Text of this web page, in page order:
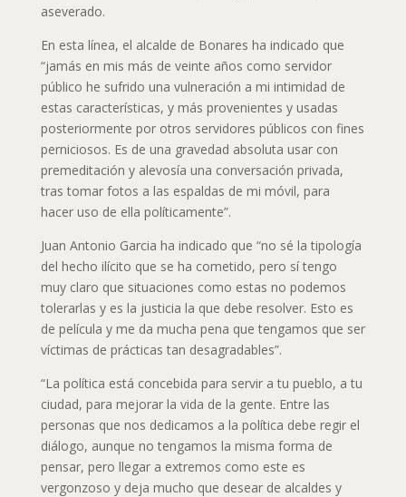
aseverado.
En esta línea, el alcalde de Bonares ha indicado que
“jamás en mis más de veinte años como servidor
público he sufrido una vulneración a mi intimidad de
estas características, y más provenientes y usadas
posteriormente por otros servidores públicos con fines
perniciosos. Es de una gravedad absoluta usar con
premeditación y alevosía una conversación privada,
tras tomar fotos a las espaldas de mi móvil, para
hacer uso de ella políticamente”.
Juan Antonio Garcia ha indicado que “no sé la tipología
del hecho ilícito que se ha cometido, pero sí tengo
muy claro que situaciones como estas no podemos
tolerarlas y es la justicia la que debe resolver. Esto es
de película y me da mucha pena que tengamos que ser
víctimas de prácticas tan desagradables”.
“La política está concebida para servir a tu pueblo, a tu
ciudad, para mejorar la vida de la gente. Entre las
personas que nos dedicamos a la política debe regir el
diálogo, aunque no tengamos la misma forma de
pensar, pero llegar a extremos como este es
vergonzoso y deja mucho que desear de alcaldes y